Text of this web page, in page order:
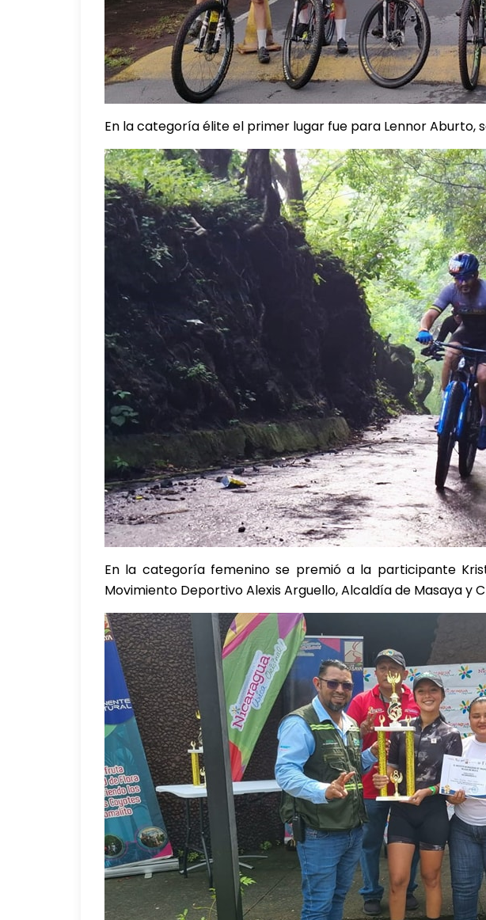
En la categoría élite el primer lugar fue para Lennor Aburto,
En la categoría femenino se premió a la participante
Movimiento Deportivo Alexis Arguello, Alcaldía de Masaya y